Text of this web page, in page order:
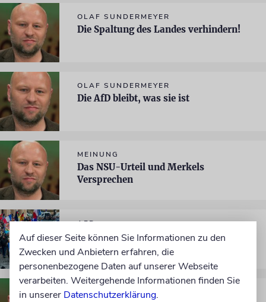
OLAF SUNDERMEYER
Die Spaltung des Landes verhindern!
OLAF SUNDERMEYER
Die AfD bleibt, was sie ist
MEINUNG
Das NSU-Urteil und Merkels
Versprechen
AFD
In Bewegung
EIN JAHR PEGIDA
Auf dieser Seite können Sie Informationen zu den
Zwecken und Anbietern erfahren, die
personenbezogene Daten auf unserer Webseite
verarbeiten. Weitergehende Informationen finden Sie
in unserer Datenschutzerklärung.